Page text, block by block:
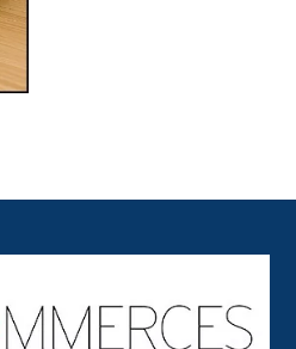
To
Top